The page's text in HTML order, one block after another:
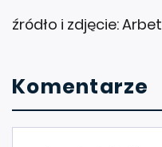
źródło i zdjęcie: Arbet
Komentarze